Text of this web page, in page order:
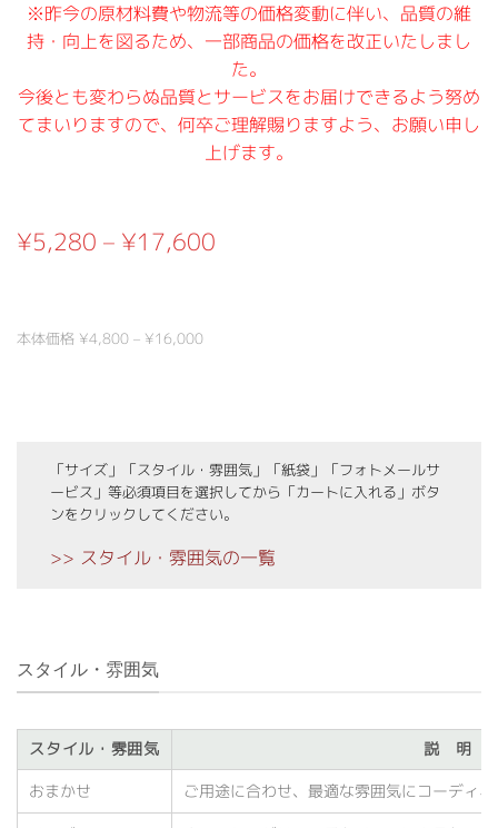
※昨今の原材料費や物流等の価格変動に伴い、品質の維
持・向上を図るため、一部商品の価格を改正いたしまし
た。
今後とも変わらぬ品質とサービスをお届けできるよう努め
てまいりますので、何卒ご理解賜りますよう、お願い申し
上げます。
¥5,280 – ¥17,600
本体価格 ¥4,800 – ¥16,000
「サイズ」「スタイル・雰囲気」「紙袋」「フォトメールサ
ービス」等必須項目を選択してから「カートに入れる」ボタ
ンをクリックしてください。
>> スタイル・雰囲気の一覧
スタイル・雰囲気
スタイル・雰囲気
説 明
おまかせ
ご用途に合わせ、最適な雰囲気にコーディ